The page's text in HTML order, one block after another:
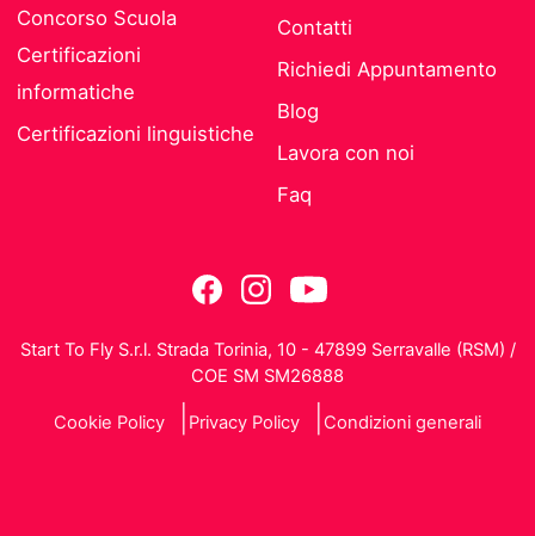
Concorso Scuola
Certificazioni
informatiche
Certificazioni linguistiche
Contatti
Richiedi Appuntamento
Blog
Lavora con noi
Faq
Start To Fly S.r.l. Strada Torinia, 10 - 47899 Serravalle (RSM) /
COE SM SM26888
Cookie Policy Privacy Policy Condizioni generali